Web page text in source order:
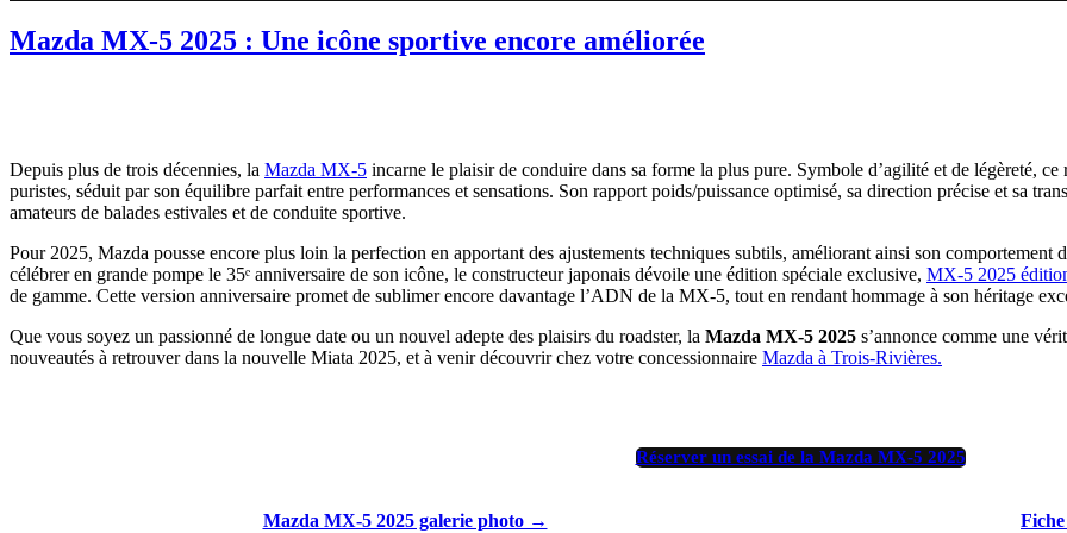
Mazda MX-5 2025 : Une icône sportive encore améliorée
Depuis plus de trois décennies, la Mazda MX-5 incarne le plaisir de conduire dans sa forme la plus pure. Symbole d’agilité et de légèreté,
puristes, séduit par son équilibre parfait entre performances et sensations. Son rapport poids/puissance optimisé, sa direction précise et sa
amateurs de balades estivales et de conduite sportive.
Pour 2025, Mazda pousse encore plus loin la perfection en apportant des ajustements techniques subtils, améliorant ainsi son comportement
célébrer en grande pompe le 35ᵉ anniversaire de son icône, le constructeur japonais dévoile une édition spéciale exclusive, MX-5 2025
de gamme. Cette version anniversaire promet de sublimer encore davantage l’ADN de la MX-5, tout en rendant hommage à son héritage
Que vous soyez un passionné de longue date ou un nouvel adepte des plaisirs du roadster, la Mazda MX-5 2025 s’annonce comme une
nouveautés à retrouver dans la nouvelle Miata 2025, et à venir découvrir chez votre concessionnaire Mazda à Trois-Rivières.
Réserver un essai de la Mazda MX-5 2025
Mazda MX-5 2025 galerie photo →